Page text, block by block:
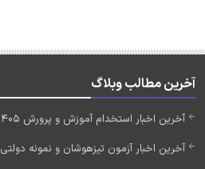
آخرین مطالب وبلاگ
آخرین اخبار استخدام آموزش و پرورش 1405 (به زودی)
آخرین اخبار آزمون تیزهوشان و نمونه دولتی